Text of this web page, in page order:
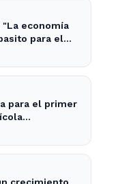
"La economía
para el
para el primer